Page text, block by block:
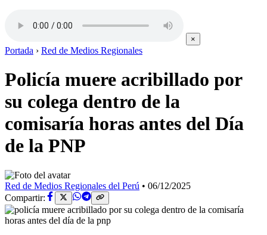
×
Portada › Red de Medios Regionales
Policía muere acribillado por
su colega dentro de la
comisaría horas antes del Día
de la PNP
Red de Medios Regionales del Perú • 06/12/2025
Compartir: